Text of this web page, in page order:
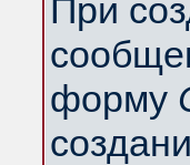
При
форму